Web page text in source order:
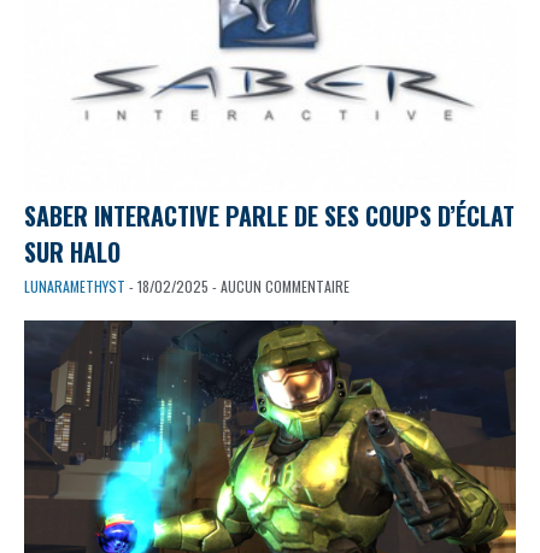
SABER INTERACTIVE PARLE DE SES COUPS D’ÉCLAT
SUR HALO
LUNARAMETHYST - 18/02/2025 - AUCUN COMMENTAIRE